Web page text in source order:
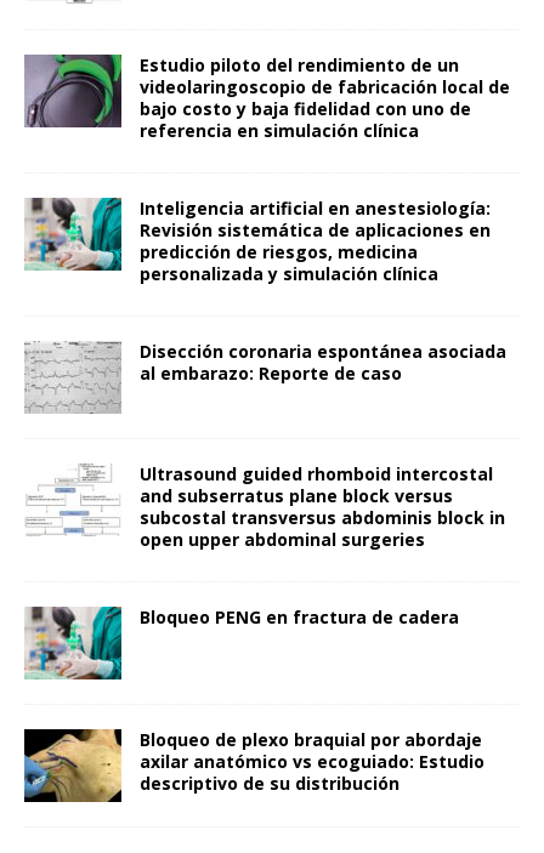
Estudio piloto del rendimiento de un
videolaringoscopio de fabricación local de
bajo costo y baja fidelidad con uno de
referencia en simulación clínica
Inteligencia artificial en anestesiología:
Revisión sistemática de aplicaciones en
predicción de riesgos, medicina
personalizada y simulación clínica
Disección coronaria espontánea asociada
al embarazo: Reporte de caso
Ultrasound guided rhomboid intercostal
and subserratus plane block versus
subcostal transversus abdominis block in
open upper abdominal surgeries
Bloqueo PENG en fractura de cadera
Bloqueo de plexo braquial por abordaje
axilar anatómico vs ecoguiado: Estudio
descriptivo de su distribución